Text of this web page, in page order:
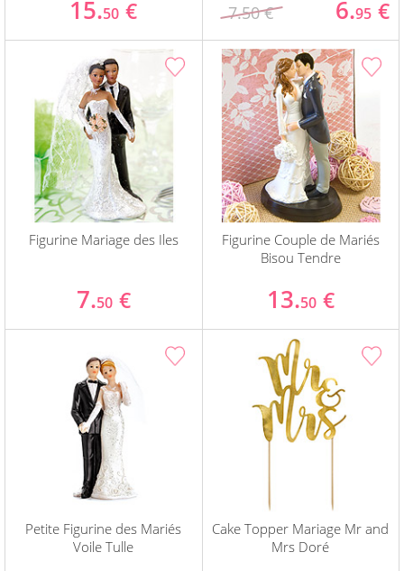
15.50 € 7.50 € 6.95 €
Figurine Mariage des Iles
7.50 €
Figurine Couple de Mariés
Bisou Tendre
13.50 €
Petite Figurine des Mariés
Voile Tulle
Cake Topper Mariage Mr and
Mrs Doré